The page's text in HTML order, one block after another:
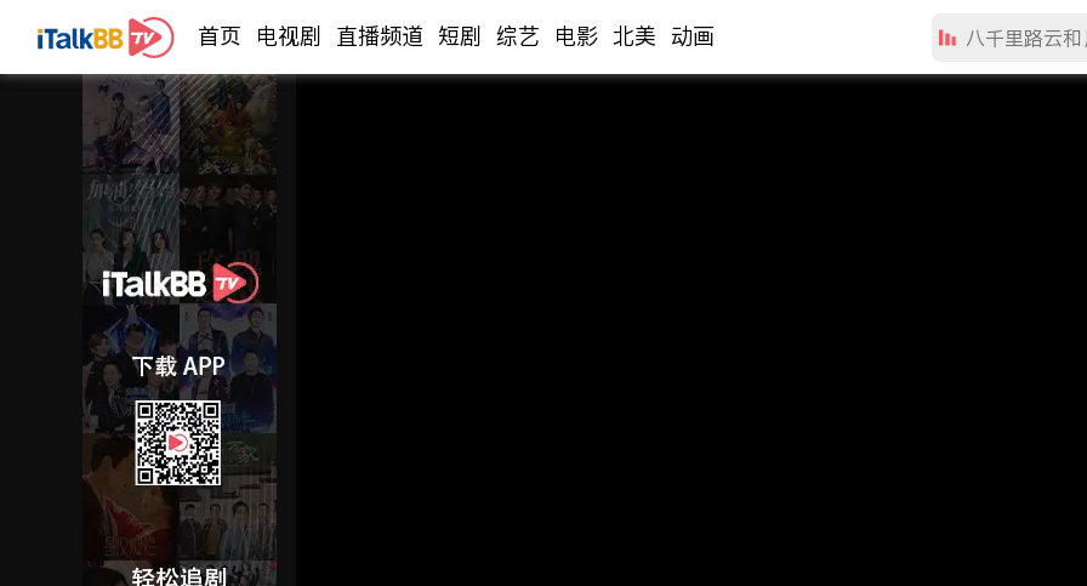
首页 电视剧 直播频道 短剧 综艺 电影 北美 动画